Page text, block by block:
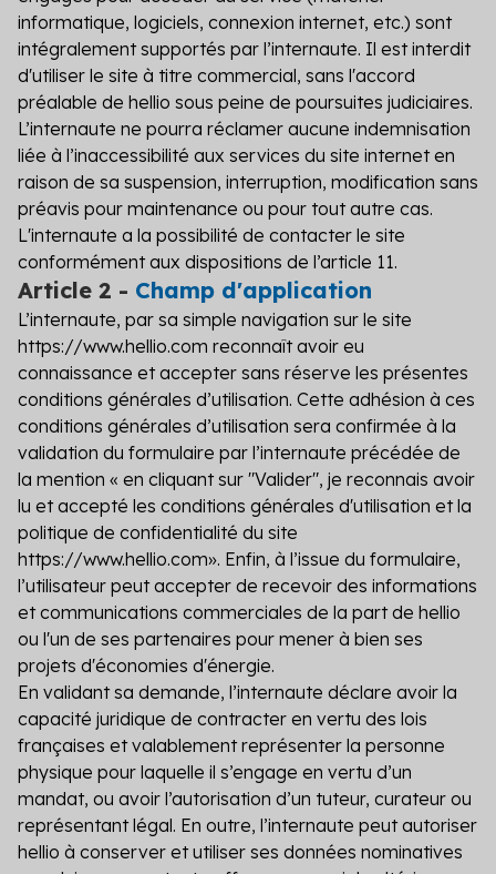
informatique, logiciels, connexion internet, etc.) sont
intégralement supportés par l’internaute. Il est interdit
d'utiliser le site à titre commercial, sans l'accord
préalable de hellio sous peine de poursuites judiciaires.
L’internaute ne pourra réclamer aucune indemnisation
liée à l’inaccessibilité aux services du site internet en
raison de sa suspension, interruption, modification sans
préavis pour maintenance ou pour tout autre cas.
L'internaute a la possibilité de contacter le site
conformément aux dispositions de l’article 11.
Article 2 - Champ d'application
L’internaute, par sa simple navigation sur le site
https://www.hellio.com reconnaît avoir eu
connaissance et accepter sans réserve les présentes
conditions générales d’utilisation. Cette adhésion à ces
conditions générales d’utilisation sera confirmée à la
validation du formulaire par l’internaute précédée de
la mention « en cliquant sur "Valider", je reconnais avoir
lu et accepté les conditions générales d'utilisation et la
politique de confidentialité du site
https://www.hellio.com». Enfin, à l’issue du formulaire,
l’utilisateur peut accepter de recevoir des informations
et communications commerciales de la part de hellio
ou l'un de ses partenaires pour mener à bien ses
projets d'économies d'énergie.
En validant sa demande, l’internaute déclare avoir la
capacité juridique de contracter en vertu des lois
françaises et valablement représenter la personne
physique pour laquelle il s’engage en vertu d’un
mandat, ou avoir l’autorisation d’un tuteur, curateur ou
représentant légal. En outre, l’internaute peut autoriser
hellio à conserver et utiliser ses données nominatives